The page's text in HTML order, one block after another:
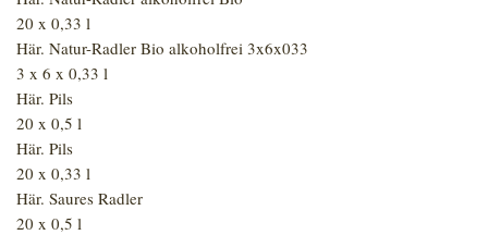
20 x 0,33 l
Här. Natur-Radler Bio alkoholfrei 3x6x033
3 x 6 x 0,33 l
Här. Pils
20 x 0,5 l
Här. Pils
20 x 0,33 l
Här. Saures Radler
20 x 0,5 l